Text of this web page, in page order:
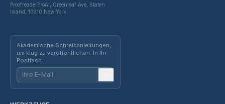
ProofreaderProAI, Greenleaf Ave, Staten
Island, 10310 New York
Akademische Schreibanleitungen,
um klug zu veröffentlichen. In Ihr
Postfach.